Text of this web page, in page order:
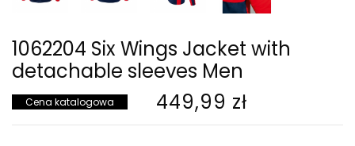
1062204 Six Wings Jacket with
detachable sleeves Men
Cena katalogowa 449,99 zł